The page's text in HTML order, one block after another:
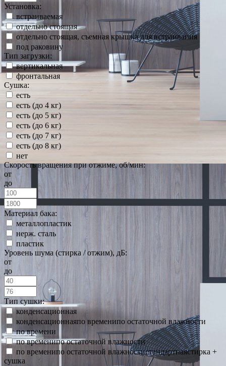
Установка:
встраиваемая
отдельно стоящая
отдельно стоящая, съемная крышка для встраивания
под раковину
Тип загрузки:
вертикальная
фронтальная
Сушка:
есть
есть (до 4 кг)
есть (до 5 кг)
есть (до 6 кг)
есть (до 7 кг)
есть (до 8 кг)
нет
Скорость вращения при отжиме, об/мин:
от
до
Материал бака:
металлопластик
нерж. сталь
пластик
Уровень шума (стирка / отжим), дБ:
от
до
Тип сушки:
конденсационная
конденсационнаяпо временипо остаточной влажности
по времени
по временипо остаточной влажности
по временипо остаточной влажностистандартнаястирка +
сушка